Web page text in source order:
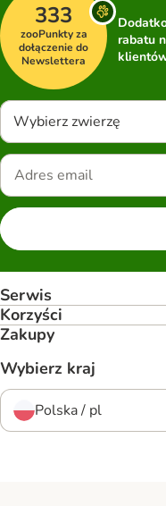
333
zooPunkty za
dołączenie do
Newslettera
rabatu
Wybierz zwierzę
Serwis
Korzyści
Zakupy
Wybierz kraj
Polska / pl